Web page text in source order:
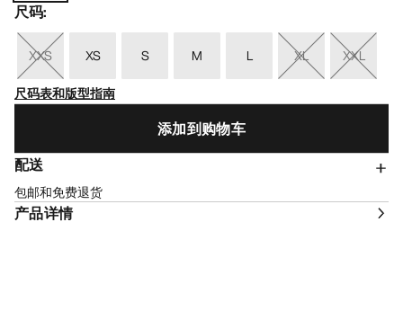
尺码:
XXS XS S M L XL
XXL
尺码表和版型指南
添加到购物车
配送
包邮和免费退货
产品详情